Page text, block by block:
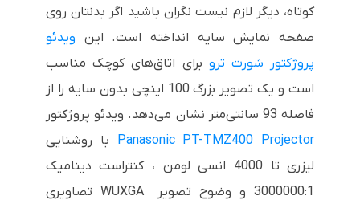
کوتاه، دیگر لازم نیست نگران باشید اگر بدنتان روی
صفحه نمایش سایه انداخته است. این ویدئو
پروژکتور شورت ترو برای اتاق‌های کوچک مناسب
است و یک تصویر بزرگ 100 اینچی بدون سایه را از
فاصله 93 سانتی‌متر نشان می‌دهد. ویدئو پروژکتور
Panasonic PT-TMZ400 Projector با روشنایی
لیزری تا 4000 انسی لومن ، کنتراست دینامیک
3000000:1 و وضوح تصویر WUXGA تصاویری